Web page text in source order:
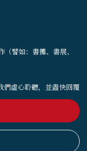
譬如：書攤、書展、
們虛心聆聽，並盡快回覆